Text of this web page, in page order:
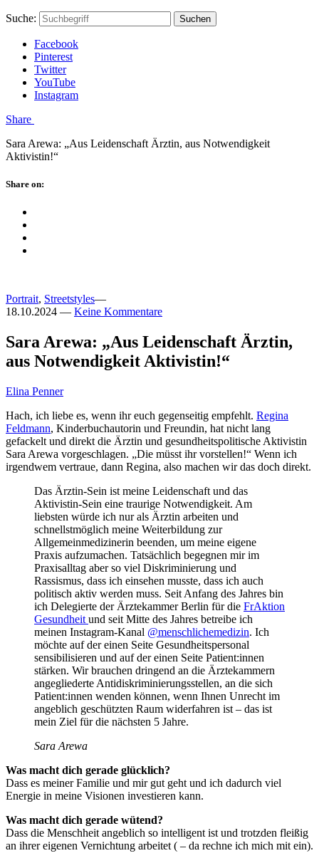
Skip
content
Hauptstadtmutti
Schließen
Search
Schließen
Suche: Suchen
Facebook
Pinterest
Twitter
YouTube
Instagram
Menü
Share
Sara Arewa: „Aus Leidenschaft Ärztin, aus Notwendigkeit
Aktivistin!“
Schließen
Share on:
Portrait, Streetstyles—
18.10.2024 — Keine Kommentare
Sara Arewa: „Aus Leidenschaft Ärztin,
aus Notwendigkeit Aktivistin!“
Elina Penner
Hach, ich liebe es, wenn ihr euch gegenseitig empfehlt. Regina
Feldmann, Kinderbuchautorin und Freundin, hat nicht lang
gefackelt und direkt die Ärztin und gesundheitspolitische Aktivistin
Sara Arewa vorgeschlagen. „Die müsst ihr vorstellen!“ Wenn ich
irgendwem vertraue, dann Regina, also machen wir das doch direkt.
Das Ärztin-Sein ist meine Leidenschaft und das
Aktivistin-Sein eine traurige Notwendigkeit. Am
liebsten würde ich nur als Ärztin arbeiten und
schnellstmöglich meine Weiterbildung zur
Allgemeinmedizinerin beenden, um meine eigene
Praxis aufzumachen. Tatsächlich begegnen mir im
Praxisalltag aber so viel Diskriminierung und
Rassismus, dass ich einsehen musste, dass ich auch
politisch aktiv werden muss. Seit Anfang des Jahres bin
ich Delegierte der Ärztekammer Berlin für die FrAktion
Gesundheit und seit Mitte des Jahres betreibe ich
meinen Instagram-Kanal @menschlichemedizin. Ich
möchte auf der einen Seite Gesundheitspersonal
sensibilisieren und auf der einen Seite Patient:innen
stärken. Wir brauchen dringend an die Ärztekammern
angegliederte Antidiskriminierungsstellen, an die sich
Patient:innen wenden können, wenn Ihnen Unrecht im
angeblich geschützten Raum widerfahren ist – das ist
mein Ziel für die nächsten 5 Jahre.
Sara Arewa
Was macht dich gerade glücklich?
Dass es meiner Familie und mir gut geht und ich dadurch viel
Energie in meine Visionen investieren kann.
Was macht dich gerade wütend?
Dass die Menschheit angeblich so intelligent ist und trotzden fleißig
an ihrer eigenen Vernichtung arbeitet ( – da rechne ich mich mit ein).